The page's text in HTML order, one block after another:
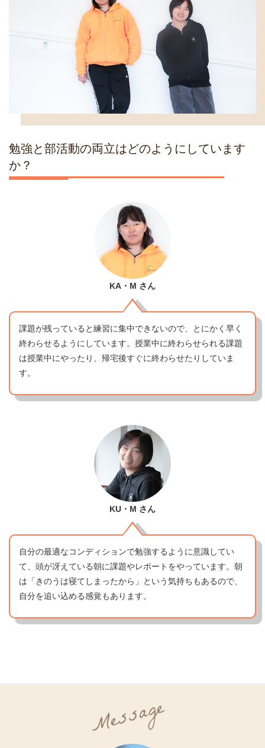
勉強と部活動の両立はどのようにしています
か？
KA・M さん
課題が残っていると練習に集中できないので、とにかく早く
終わらせるようにしています。授業中に終わらせられる課題
は授業中にやったり、帰宅後すぐに終わらせたりしていま
す。
KU・M さん
自分の最適なコンディションで勉強するように意識してい
て、頭が冴えている朝に課題やレポートをやっています。朝
は「きのうは寝てしまったから」という気持ちもあるので、
自分を追い込める感覚もあります。
Message